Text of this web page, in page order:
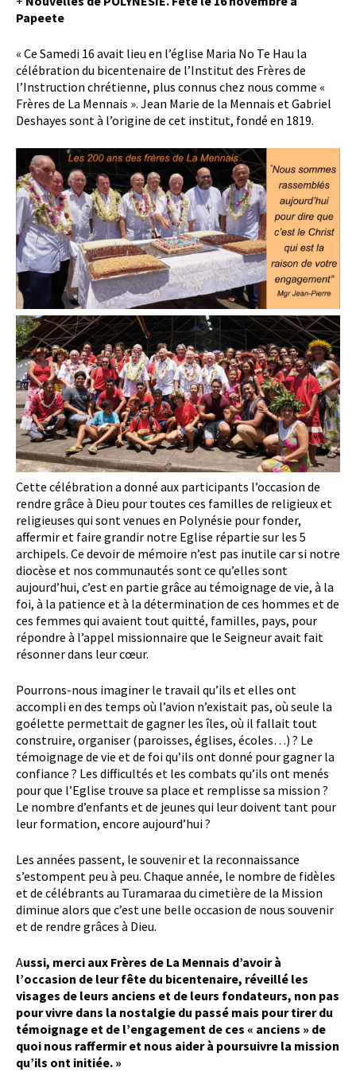
Papeete
« Ce Samedi 16 avait lieu en l’église Maria No Te Hau la
célébration du bicentenaire de l’Institut des Frères de
l’Instruction chrétienne, plus connus chez nous comme «
Frères de La Mennais ». Jean Marie de la Mennais et Gabriel
Deshayes sont à l’origine de cet institut, fondé en 1819.
Cette célébration a donné aux participants l’occasion de
rendre grâce à Dieu pour toutes ces familles de religieux et
religieuses qui sont venues en Polynésie pour fonder,
affermir et faire grandir notre Eglise répartie sur les 5
archipels. Ce devoir de mémoire n’est pas inutile car si notre
diocèse et nos communautés sont ce qu’elles sont
aujourd’hui, c’est en partie grâce au témoignage de vie, à la
foi, à la patience et à la détermination de ces hommes et de
ces femmes qui avaient tout quitté, familles, pays, pour
répondre à l’appel missionnaire que le Seigneur avait fait
résonner dans leur cœur.
Pourrons-nous imaginer le travail qu’ils et elles ont
accompli en des temps où l’avion n’existait pas, où seule la
goélette permettait de gagner les îles, où il fallait tout
construire, organiser (paroisses, églises, écoles…) ? Le
témoignage de vie et de foi qu’ils ont donné pour gagner la
confiance ? Les difficultés et les combats qu’ils ont menés
pour que l’Eglise trouve sa place et remplisse sa mission ?
Le nombre d’enfants et de jeunes qui leur doivent tant pour
leur formation, encore aujourd’hui ?
Les années passent, le souvenir et la reconnaissance
s’estompent peu à peu. Chaque année, le nombre de fidèles
et de célébrants au Turamaraa du cimetière de la Mission
diminue alors que c’est une belle occasion de nous souvenir
et de rendre grâces à Dieu.
Aussi, merci aux Frères de La Mennais d’avoir à
l’occasion de leur fête du bicentenaire, réveillé les
visages de leurs anciens et de leurs fondateurs, non pas
pour vivre dans la nostalgie du passé mais pour tirer du
témoignage et de l’engagement de ces « anciens » de
quoi nous raffermir et nous aider à poursuivre la mission
qu’ils ont initiée. »